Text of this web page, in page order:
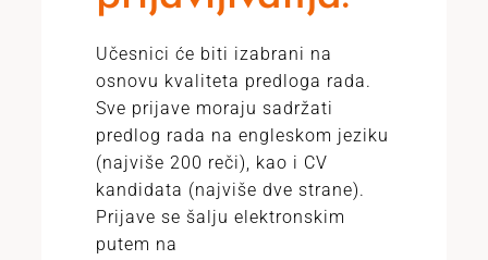
Učesnici će biti izabrani na
osnovu kvaliteta predloga rada.
Sve prijave moraju sadržati
predlog rada na engleskom jeziku
(najviše 200 reči), kao i CV
kandidata (najviše dve strane).
Prijave se šalju elektronskim
putem na